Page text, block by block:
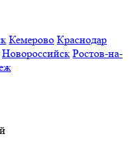
Кемерово Краснодар
Новороссийск Ростов-на-